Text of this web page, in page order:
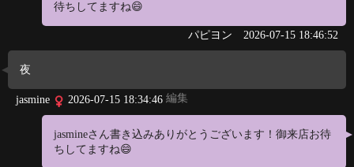
待ちしてますね😄
パピヨン 2026-07-15 18:46:52
夜
jasmine 2026-07-15 18:34:46 編集
jasmineさん書き込みありがとうございます！御来店お待
ちしてますね😄